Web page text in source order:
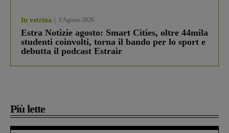
In vetrina 3 Agosto 2026
Estra Notizie agosto: Smart Cities, oltre 44mila
studenti coinvolti, torna il bando per lo sport e
debutta il podcast Estrair
Più lette